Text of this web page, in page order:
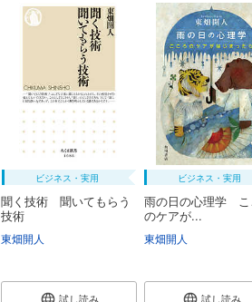
ビジネス・実用
聞く技術 聞いてもらう
技術
東畑開人
試し読み
ビジネス・実用
雨の日の心理学 こ
のケアが...
東畑開人
試し読み